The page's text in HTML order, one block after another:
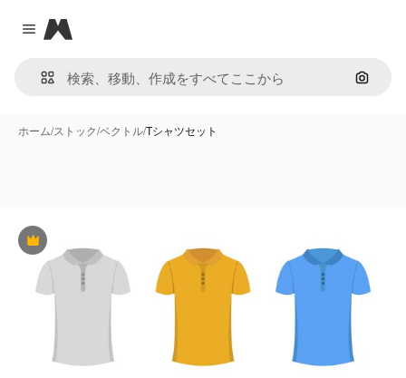
Close menu
Magnific
画像で
ホーム/ストック/ベクトル/Tシャツセット
Premium